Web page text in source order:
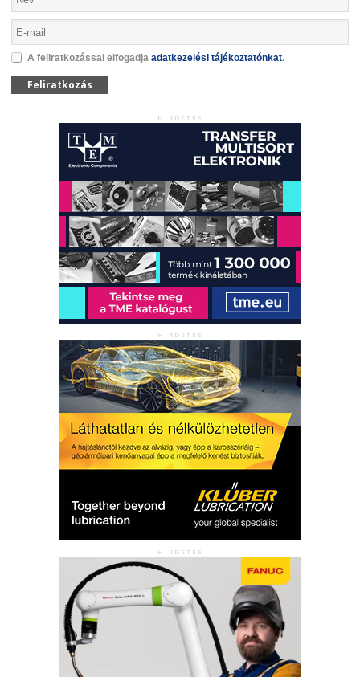
A feliratkozással elfogadja adatkezelési tájékoztatónkat.
Feliratkozás
HIRDETÉS
HIRDETÉS
HIRDETÉS